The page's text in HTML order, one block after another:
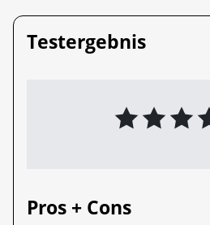
Testergebnis
Pros + Cons